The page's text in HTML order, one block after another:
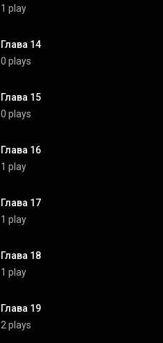
1 play
Глава 14
0 plays
Глава 15
0 plays
Глава 16
1 play
Глава 17
1 play
Глава 18
1 play
Глава 19
2 plays